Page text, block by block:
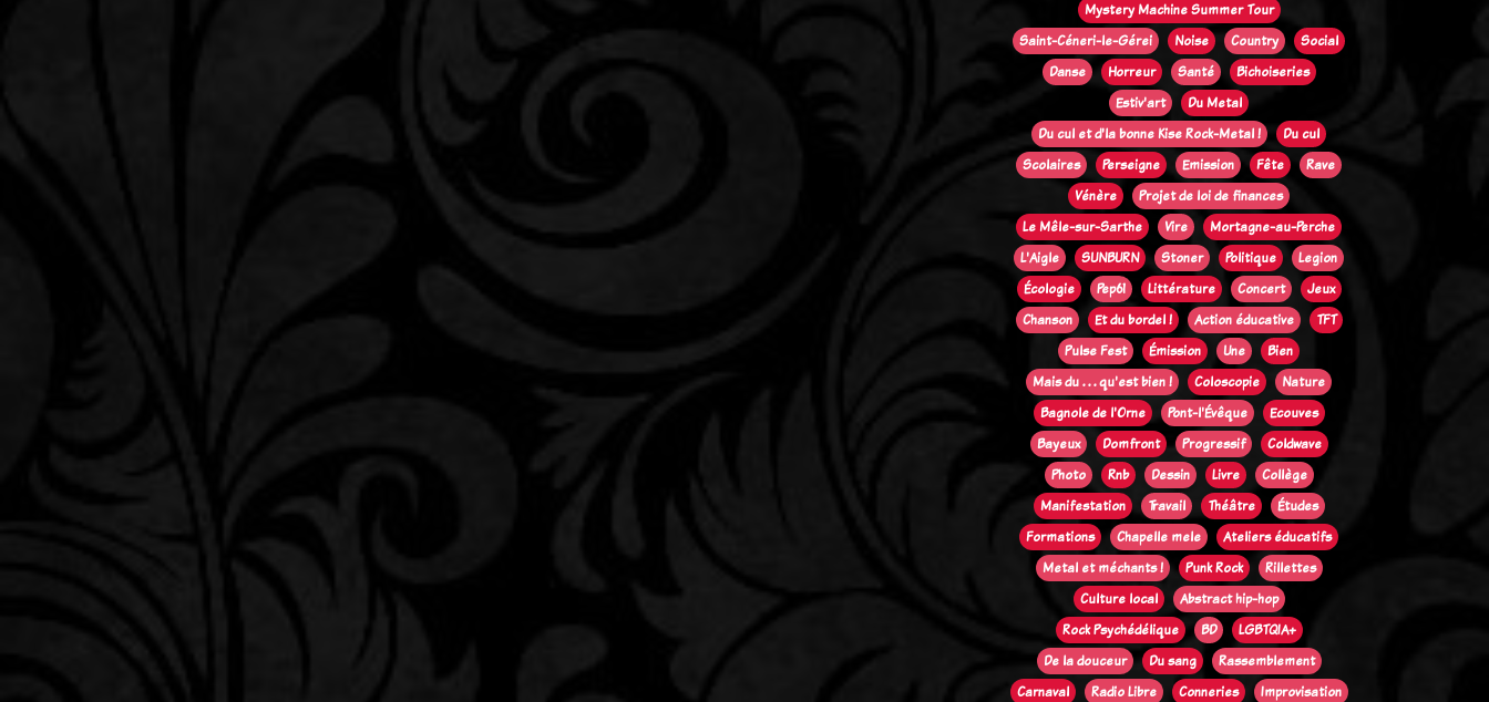
Mystery Machine Summer Tour
Saint-Céneri-le-Gérei
Noise Country
Social
Danse
Horreur Santé
Bichoiseries
Estiv'art
Du Metal
Du cul et d'la bonne Kise Rock-Metal !
Du cul
Scolaires
Perseigne Emission Fête
Rave
Vénère
Projet de loi de finances
Le Mêle-sur-Sarthe
Vire
Mortagne-au-Perche
L'Aigle
SUNBURN Stoner Politique
Legion
Écologie
Pep61 Littérature Concert
Jeux
Chanson
Et du bordel ! Action éducative
TFT
Pulse Fest
Émission Une
Bien
Mais du . . . qu'est bien !
Coloscopie
Nature
Bagnole de l'Orne
Pont-l'Évêque
Ecouves
Bayeux
Domfront Progressif
Coldwave
Photo
Rnb Dessin Livre
Collège
Manifestation
Travail Théâtre
Études
Formations
Chapelle mele
Ateliers éducatifs
Metal et méchants !
Punk Rock
Rillettes
Culture local
Abstract hip-hop
Rock Psychédélique
BD
LGBTQIA+
De la douceur
Du sang
Rassemblement
Carnaval
Radio Libre Conneries
Improvisation